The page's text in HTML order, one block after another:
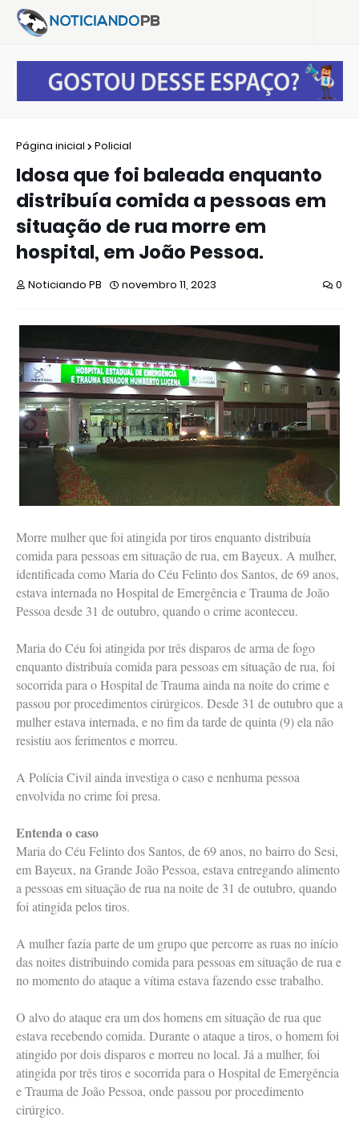
Página inicial Policial
Idosa que foi baleada enquanto
distribuía comida a pessoas em
situação de rua morre em
hospital, em João Pessoa.
Noticiando PB novembro 11, 2023 0
Morre mulher que foi atingida por tiros enquanto distribuía
comida para pessoas em situação de rua, em Bayeux. A mulher,
identificada como Maria do Céu Felinto dos Santos, de 69 anos,
estava internada no Hospital de Emergência e Trauma de João
Pessoa desde 31 de outubro, quando o crime aconteceu.
Maria do Céu foi atingida por três disparos de arma de fogo
enquanto distribuía comida para pessoas em situação de rua, foi
socorrida para o Hospital de Trauma ainda na noite do crime e
passou por procedimentos cirúrgicos. Desde 31 de outubro que a
mulher estava internada, e no fim da tarde de quinta (9) ela não
resistiu aos ferimentos e morreu.
A Polícia Civil ainda investiga o caso e nenhuma pessoa
envolvida no crime foi presa.
Entenda o caso
Maria do Céu Felinto dos Santos, de 69 anos, no bairro do Sesi,
em Bayeux, na Grande João Pessoa, estava entregando alimento
a pessoas em situação de rua na noite de 31 de outubro, quando
foi atingida pelos tiros.
A mulher fazia parte de um grupo que percorre as ruas no início
das noites distribuindo comida para pessoas em situação de rua e
no momento do ataque a vítima estava fazendo esse trabalho.
O alvo do ataque era um dos homens em situação de rua que
estava recebendo comida. Durante o ataque a tiros, o homem foi
atingido por dois disparos e morreu no local. Já a mulher, foi
atingida por três tiros e socorrida para o Hospital de Emergência
e Trauma de João Pessoa, onde passou por procedimento
cirúrgico.